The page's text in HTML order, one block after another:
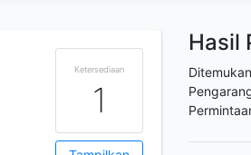
Ketersediaan
1
Hasil
Ditemukan